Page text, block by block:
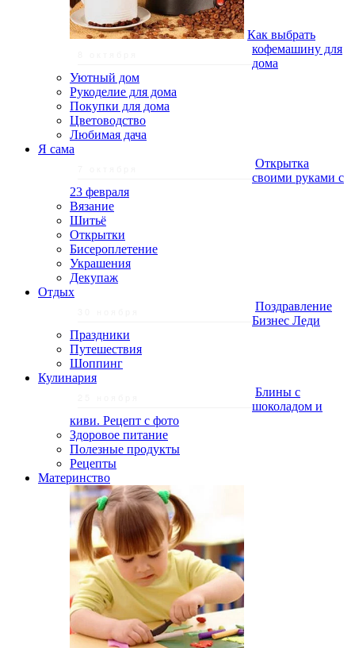
Как выбрать
кофемашину для
дома
Уютный дом
Рукоделие для дома
Покупки для дома
Цветоводство
Любимая дача
Я сама
Открытка
своими руками с
23 февраля
Вязание
Шитьё
Открытки
Бисероплетение
Украшения
Декупаж
Отдых
Поздравление
Бизнес Леди
Праздники
Путешествия
Шоппинг
Кулинария
Блины с
шоколадом и
киви. Рецепт с фото
Здоровое питание
Полезные продукты
Рецепты
Материнство